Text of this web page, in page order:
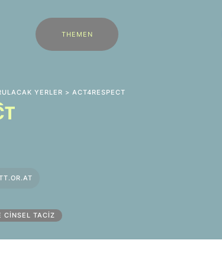
THEMEN
YERLER > ACT4RESPECT
CINSEL TACIZ